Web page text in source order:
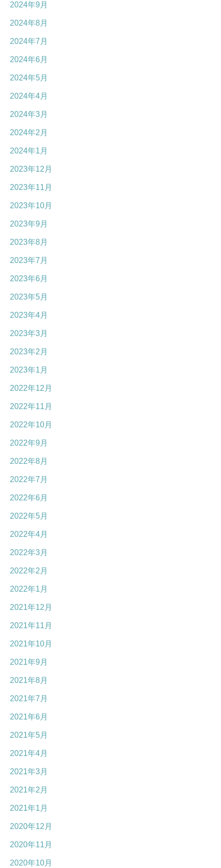
2024年9月
2024年8月
2024年7月
2024年6月
2024年5月
2024年4月
2024年3月
2024年2月
2024年1月
2023年12月
2023年11月
2023年10月
2023年9月
2023年8月
2023年7月
2023年6月
2023年5月
2023年4月
2023年3月
2023年2月
2023年1月
2022年12月
2022年11月
2022年10月
2022年9月
2022年8月
2022年7月
2022年6月
2022年5月
2022年4月
2022年3月
2022年2月
2022年1月
2021年12月
2021年11月
2021年10月
2021年9月
2021年8月
2021年7月
2021年6月
2021年5月
2021年4月
2021年3月
2021年2月
2021年1月
2020年12月
2020年11月
2020年10月